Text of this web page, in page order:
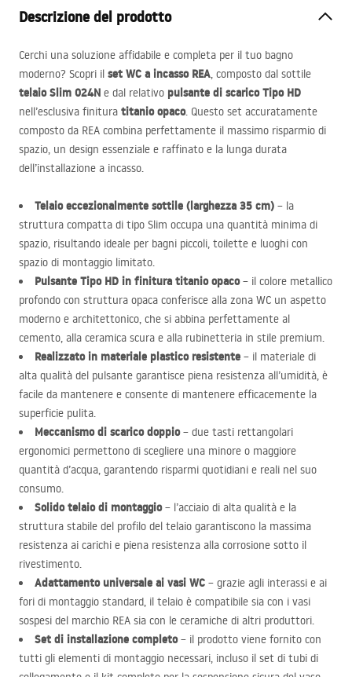
Descrizione del prodotto
Cerchi una soluzione affidabile e completa per il tuo bagno
moderno? Scopri il set WC a incasso REA, composto dal sottile
telaio Slim 024N e dal relativo pulsante di scarico Tipo HD
nell’esclusiva finitura titanio opaco. Questo set accuratamente
composto da REA combina perfettamente il massimo risparmio di
spazio, un design essenziale e raffinato e la lunga durata
dell’installazione a incasso.
Telaio eccezionalmente sottile (larghezza 35 cm) – la
struttura compatta di tipo Slim occupa una quantità minima di
spazio, risultando ideale per bagni piccoli, toilette e luoghi con
spazio di montaggio limitato.
Pulsante Tipo HD in finitura titanio opaco– il colore metallico
profondo con struttura opaca conferisce alla zona WC un aspetto
moderno e architettonico, che si abbina perfettamente al
cemento, alla ceramica scura e alla rubinetteria in stile premium.
Realizzato in materiale plastico resistente – il materiale di
alta qualità del pulsante garantisce piena resistenza all’umidità, è
facile da mantenere e consente di mantenere efficacemente la
superficie pulita.
Meccanismo di scarico doppio– due tasti rettangolari
ergonomici permettono di scegliere una minore o maggiore
quantità d’acqua, garantendo risparmi quotidiani e reali nel suo
consumo.
Solido telaio di montaggio– l’acciaio di alta qualità e la
struttura stabile del profilo del telaio garantiscono la massima
resistenza ai carichi e piena resistenza alla corrosione sotto il
rivestimento.
Adattamento universale ai vasi WC – grazie agli interassi e ai
fori di montaggio standard, il telaio è compatibile sia con i vasi
sospesi del marchio REA sia con le ceramiche di altri produttori.
Set di installazione completo– il prodotto viene fornito con
tutti gli elementi di montaggio necessari, incluso il set di tubi di